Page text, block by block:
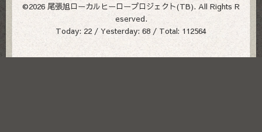
©2026 尾張旭ローカルヒーロープロジェクト(TB). All Rights R
eserved.
Today: 22 / Yesterday: 68 / Total: 112564